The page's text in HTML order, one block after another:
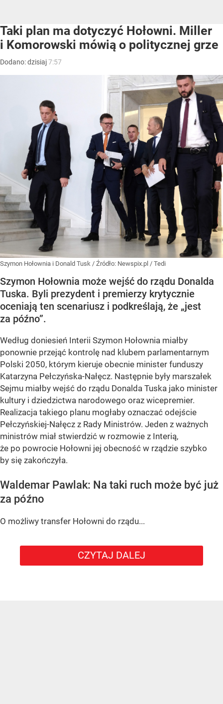
Taki plan ma dotyczyć Hołowni. Miller
i Komorowski mówią o politycznej grze
Dodano:dzisiaj7:57
Szymon Hołownia i Donald Tusk / Źródło: Newspix.pl / Tedi
Szymon Hołownia może wejść do rządu Donalda
Tuska. Byli prezydent i premierzy krytycznie
oceniają ten scenariusz i podkreślają, że „jest
za późno”.
Według doniesień Interii Szymon Hołownia miałby
ponownie przejąć kontrolę nad klubem parlamentarnym
Polski 2050, którym kieruje obecnie minister funduszy
Katarzyna Pełczyńska-Nałęcz. Następnie były marszałek
Sejmu miałby wejść do rządu Donalda Tuska jako minister
kultury i dziedzictwa narodowego oraz wicepremier.
Realizacja takiego planu mogłaby oznaczać odejście
Pełczyńskiej-Nałęcz z Rady Ministrów. Jeden z ważnych
ministrów miał stwierdzić w rozmowie z Interią,
że po powrocie Hołowni jej obecność w rządzie szybko
by się zakończyła.
Waldemar Pawlak: Na taki ruch może być już
za późno
O możliwy transfer Hołowni do rządu...
CZYTAJ DALEJ